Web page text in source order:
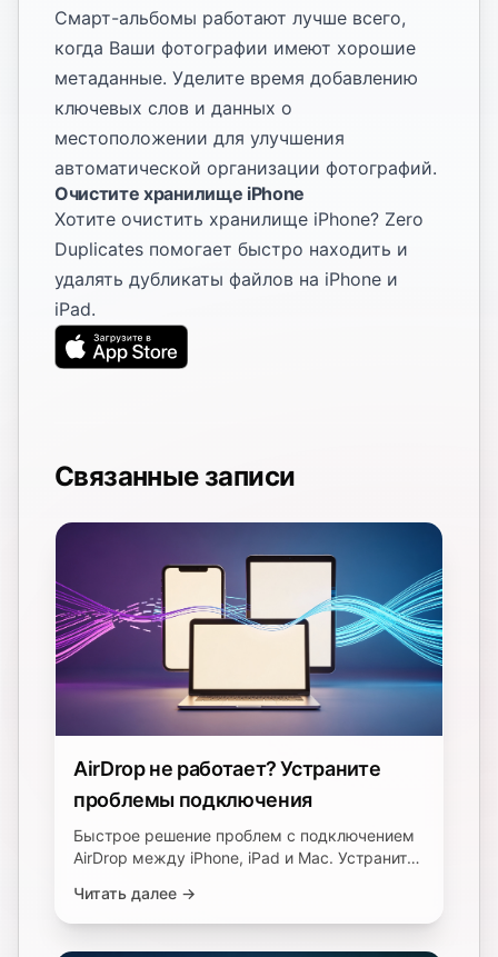
Смарт-альбомы работают лучше всего,
когда Ваши фотографии имеют хорошие
метаданные. Уделите время добавлению
ключевых слов и данных о
местоположении для улучшения
автоматической организации фотографий.
Очистите хранилище iPhone
Хотите очистить хранилище iPhone? Zero
Duplicates помогает быстро находить и
удалять дубликаты файлов на iPhone и
iPad.
Связанные записи
AirDrop не работает? Устраните
проблемы подключения
Быстрое решение проблем с подключением
AirDrop между iPhone, iPad и Mac. Устраните
застреванием передачи данных и низкой
скоростью. Восстановите передачу файлов
Читать далее →